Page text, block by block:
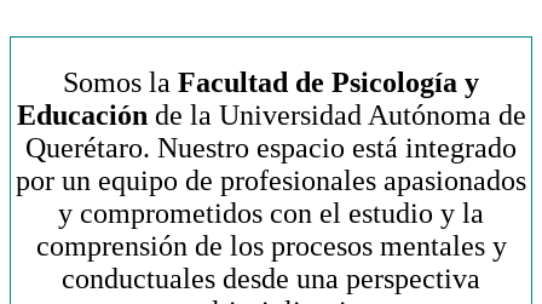
Somos la Facultad de Psicología y
Educación de la Universidad Autónoma de
Querétaro. Nuestro espacio está integrado
por un equipo de profesionales apasionados
y comprometidos con el estudio y la
comprensión de los procesos mentales y
conductuales desde una perspectiva